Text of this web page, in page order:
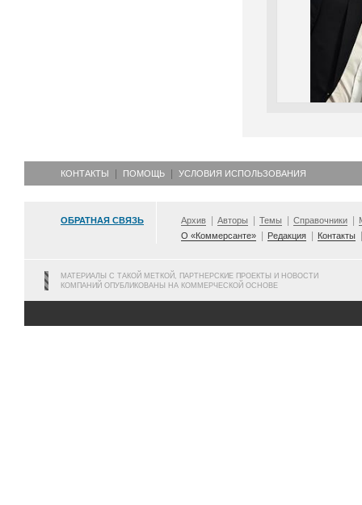
КОНТАКТЫ ПОМОЩЬ УСЛОВИЯ ИСПОЛЬЗОВАНИЯ
ОБРАТНАЯ СВЯЗЬ Архив Авторы Темы Справочники
О «Коммерсанте»
Редакция Контакты
МАТЕРИАЛЫ С ТАКОЙ МЕТКОЙ, ПАРТНЕРСКИЕ ПРОЕКТЫ И НОВОСТИ
КОМПАНИЙ ОПУБЛИКОВАНЫ НА КОММЕРЧЕСКОЙ ОСНОВЕ